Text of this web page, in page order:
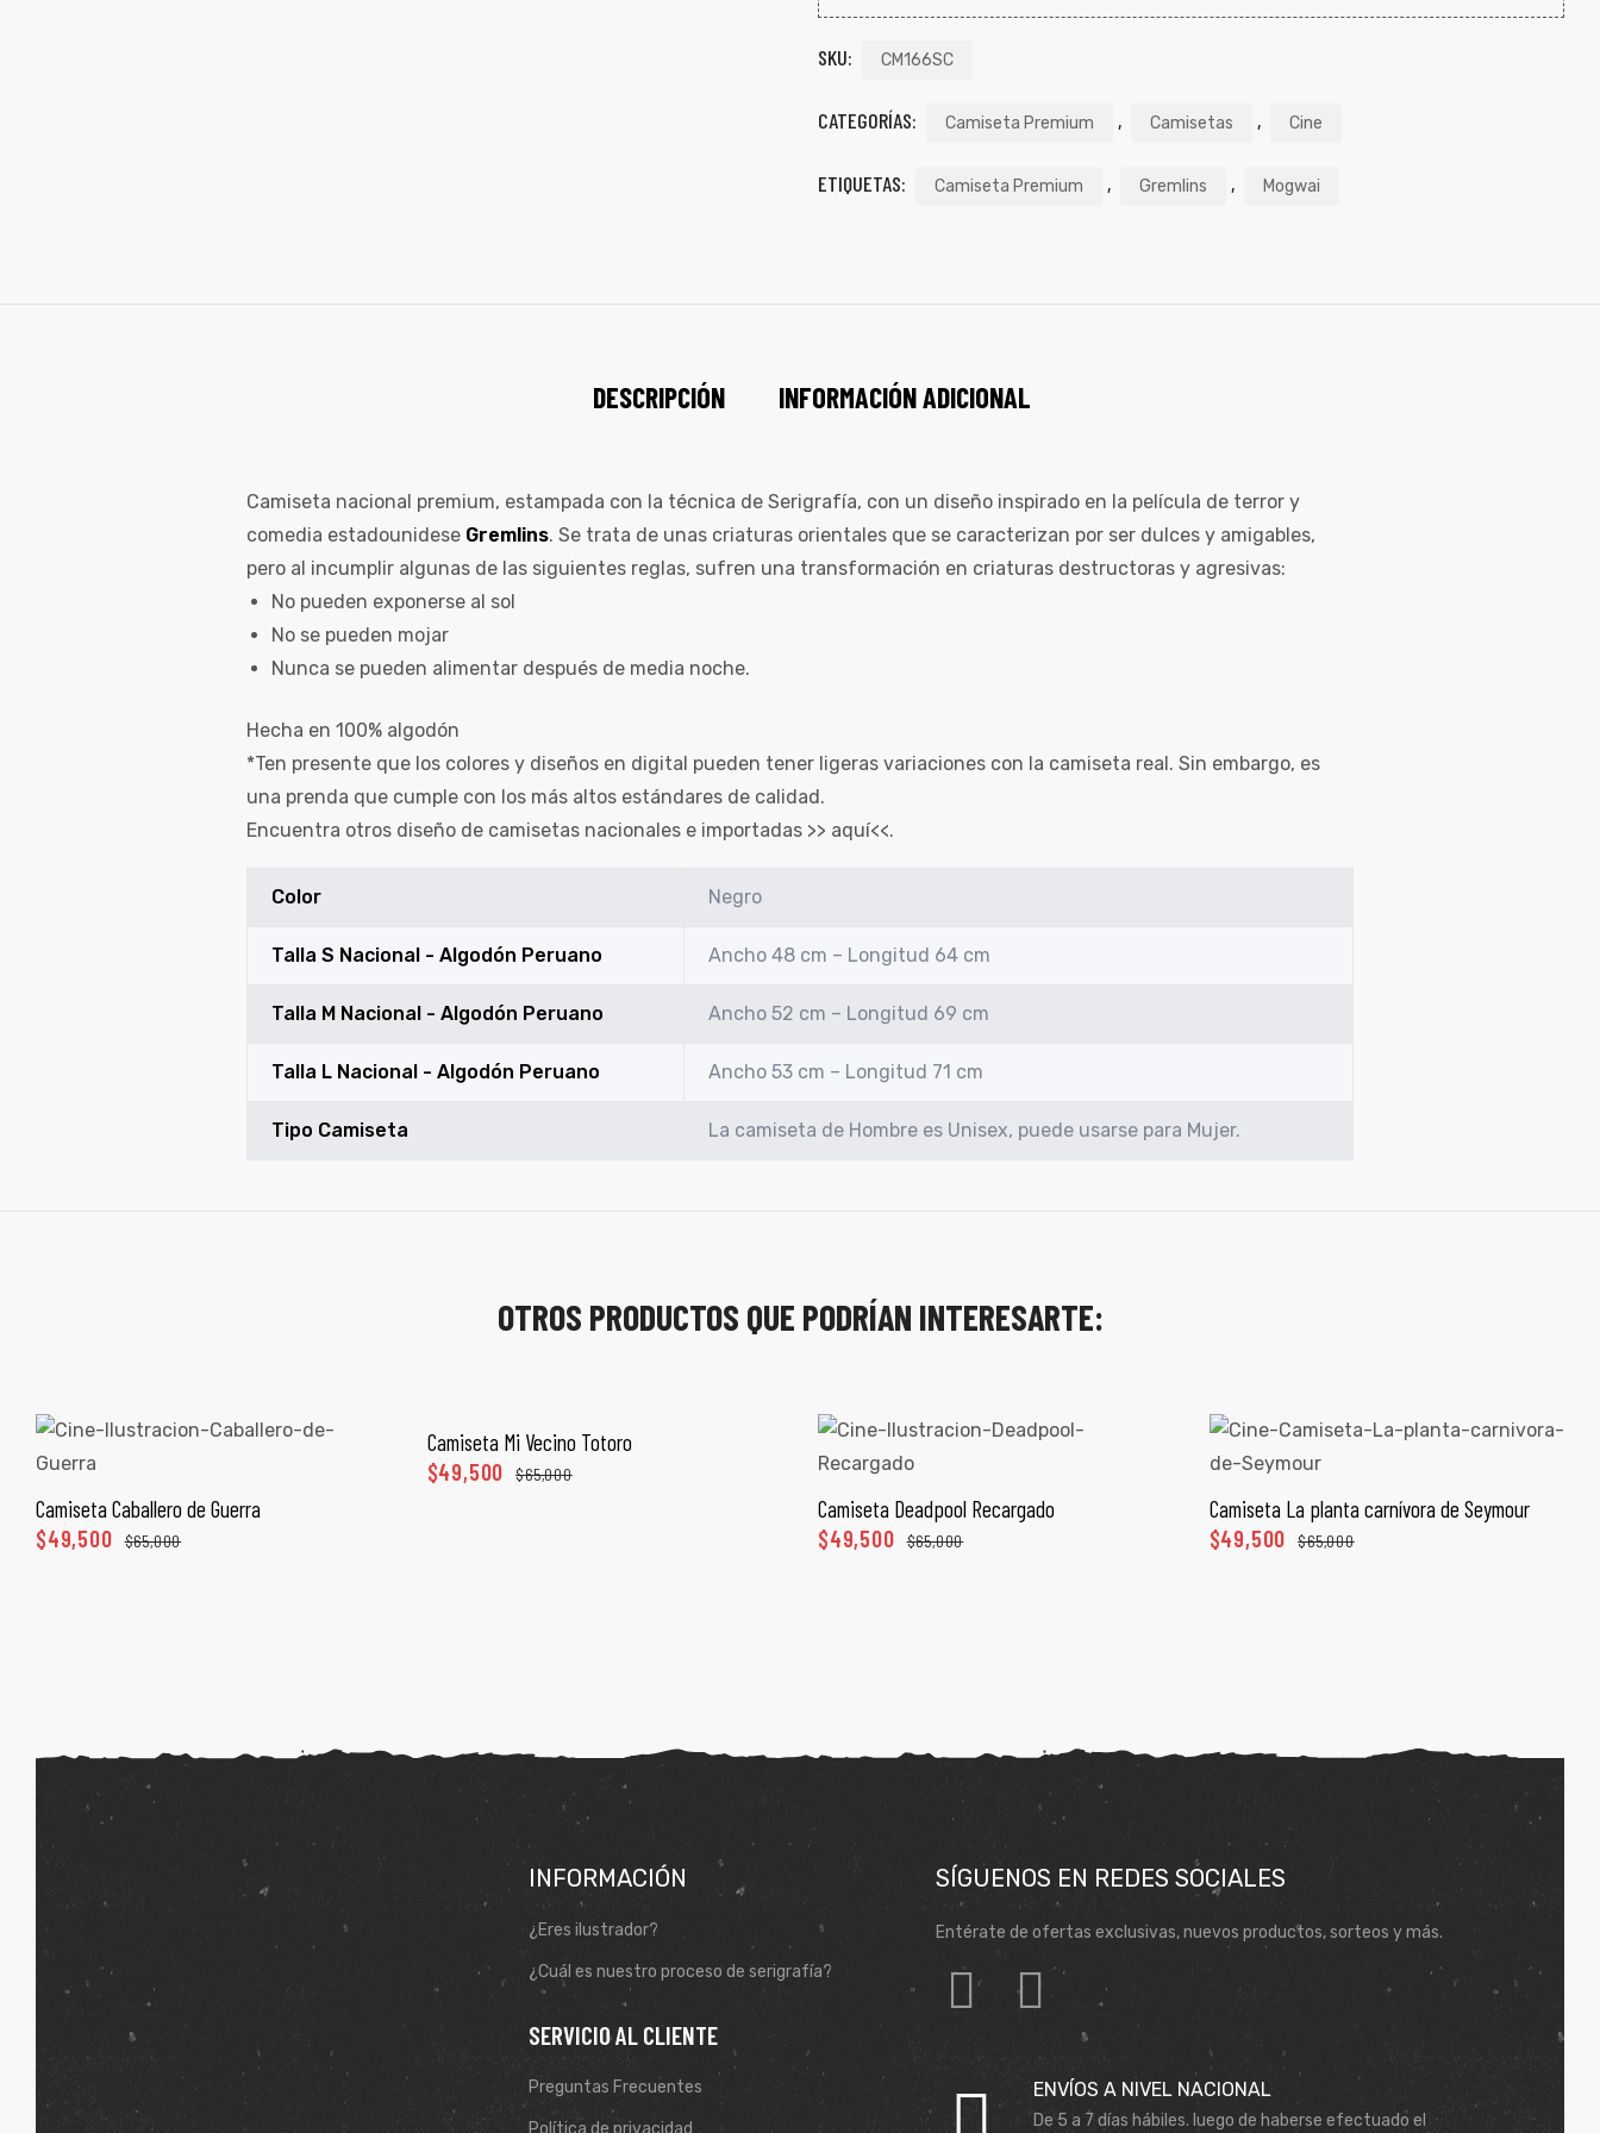
SKU: CM166SC
CATEGORÍAS: Camiseta Premium , Camisetas , Cine
ETIQUETAS: Camiseta Premium , Gremlins , Mogwai
DESCRIPCIÓN INFORMACIÓN ADICIONAL
Camiseta nacional premium, estampada con la técnica de Serigrafía, con un diseño inspirado en la película de terror y
comedia estadounidese Gremlins. Se trata de unas criaturas orientales que se caracterizan por ser dulces y amigables,
pero al incumplir algunas de las siguientes reglas, sufren una transformación en criaturas destructoras y agresivas:
No pueden exponerse al sol
No se pueden mojar
Nunca se pueden alimentar después de media noche.
Hecha en 100% algodón
*Ten presente que los colores y diseños en digital pueden tener ligeras variaciones con la camiseta real. Sin embargo, es
una prenda que cumple con los más altos estándares de calidad.
Encuentra otros diseño de camisetas nacionales e importadas >> aquí<<.
Color Negro
Talla S Nacional - Algodón Peruano Ancho 48 cm – Longitud 64 cm
Talla M Nacional - Algodón Peruano Ancho 52 cm – Longitud 69 cm
Talla L Nacional - Algodón Peruano Ancho 53 cm – Longitud 71 cm
Tipo Camiseta La camiseta de Hombre es Unisex, puede usarse para Mujer.
OTROS PRODUCTOS QUE PODRÍAN INTERESARTE:
SELECCIONAR OPCIONES
Camiseta Caballero de Guerra
$65,000
$49,500
SELECCIONAR OPCIONES
Camiseta Mi Vecino Totoro
$65,000
$49,500
SELECCIONAR OPCIONES
Camiseta Deadpool Recargado
$65,000
$49,500
SELECCIONAR OPCIONES
Camiseta La planta carnívora de Seymour
$65,000
$49,500
INFORMACIÓN
¿Eres ilustrador?
¿Cuál es nuestro proceso de serigrafía?
SERVICIO AL CLIENTE
Preguntas Frecuentes
Política de privacidad
SÍGUENOS EN REDES SOCIALES
Entérate de ofertas exclusivas, nuevos productos, sorteos y más.
ENVÍOS A NIVEL NACIONAL
De 5 a 7 días hábiles. luego de haberse efectuado el